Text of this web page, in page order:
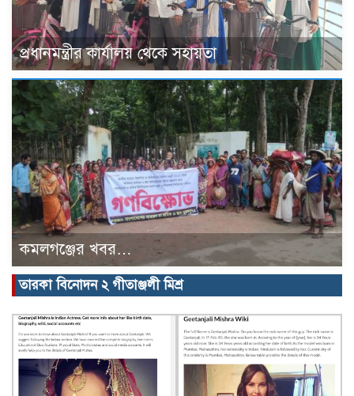
প্রধানমন্ত্রীর কার্যালয় থেকে সহায়তা
কমলগঞ্জের খবর…
তারকা বিনোদন ২ গীতাঞ্জলী মিশ্র